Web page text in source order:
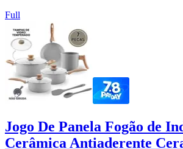
Full
Jogo De Panela Fogão de
Cerâmica Antiaderente